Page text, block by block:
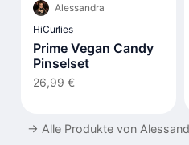
Alessandra
HiCurlies
Prime Vegan Candy
Pinselset
26,99 €
→ Alle Produkte von